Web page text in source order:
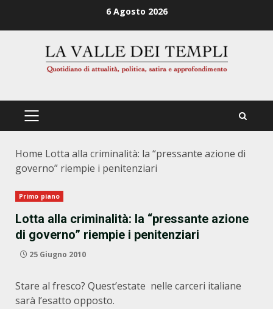
6 Agosto 2026
PRIMÄRES
Home Lotta alla criminalità: la “pressante azione di
governo” riempie i penitenziari
Primo piano
Lotta alla criminalità: la “pressante azione
di governo” riempie i penitenziari
25 Giugno 2010
Stare al fresco? Quest’estate nelle carceri italiane
sarà l’esatto opposto.